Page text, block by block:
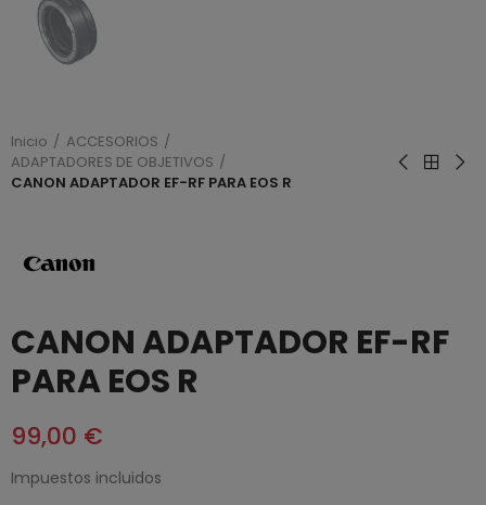
Inicio
ACCESORIOS
ADAPTADORES DE OBJETIVOS
CANON ADAPTADOR EF-RF PARA EOS R
CANON ADAPTADOR EF-RF
PARA EOS R
99,00 €
Impuestos incluidos